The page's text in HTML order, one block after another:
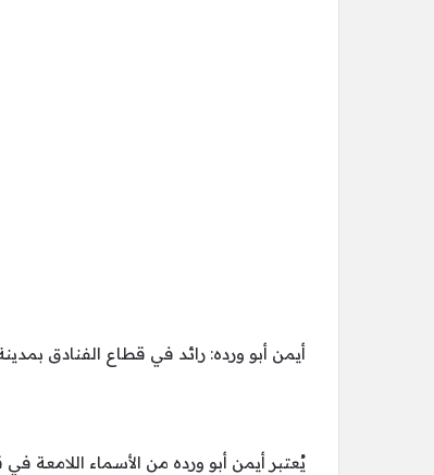
أيمن أبو ورده: رائد في قطاع الفنادق
يُعتبر أيمن أبو ورده من الأسماء اللامعة